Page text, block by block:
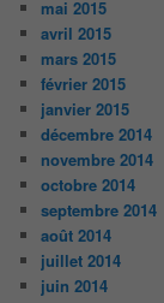
mai 2015
avril 2015
mars 2015
février 2015
janvier 2015
décembre 2014
novembre 2014
octobre 2014
septembre 2014
août 2014
juillet 2014
juin 2014